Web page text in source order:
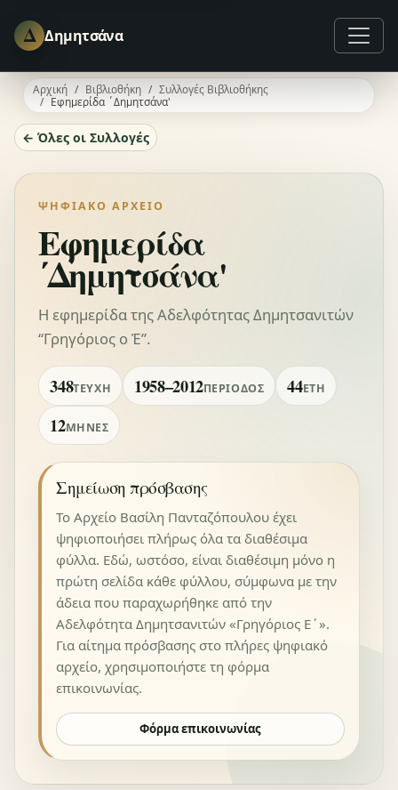
Δ Δημητσάνα
Αρχική Βιβλιοθήκη
Συλλογές Βιβλιοθήκης
Εφημερίδα ΄Δημητσάνα'
← Όλες οι Συλλογές
ΨΗΦΙΑΚΌ ΑΡΧΕΊΟ
Εφημερίδα
΄Δημητσάνα'
Η εφημερίδα της Αδελφότητας Δημητσανιτών
“Γρηγόριος ο Έ”.
348ΤΕΎΧΗ 1958–2012ΠΕΡΊΟΔΟΣ 44ΈΤΗ
12ΜΉΝΕΣ
Σημείωση πρόσβασης
Το Αρχείο Βασίλη Πανταζόπουλου έχει
ψηφιοποιήσει πλήρως όλα τα διαθέσιμα
φύλλα. Εδώ, ωστόσο, είναι διαθέσιμη μόνο η
πρώτη σελίδα κάθε φύλλου, σύμφωνα με την
άδεια που παραχωρήθηκε από την
Αδελφότητα Δημητσανιτών «Γρηγόριος Ε΄».
Για αίτημα πρόσβασης στο πλήρες ψηφιακό
αρχείο, χρησιμοποιήστε τη φόρμα
επικοινωνίας.
Φόρμα επικοινωνίας